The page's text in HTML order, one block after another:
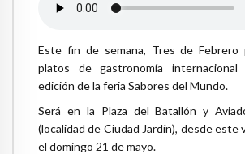
Este fin de semana, Tres de Febrero
platos de gastronomía
edición de la feria Sabores del Mundo.
Será en la Plaza del Batallón y
(localidad de Ciudad Jardín), desde este
el domingo 21 de mayo.